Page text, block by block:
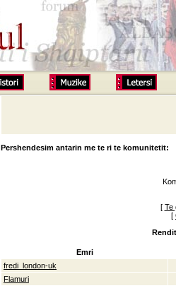
Pershendesim antarin me te ri te komunitetit:
[ Te
[
Emri
fredi_london-uk
Flamuri